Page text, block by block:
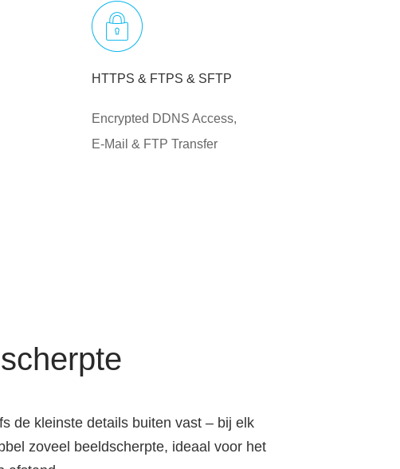
HTTPS & FTPS & SFTP
Encrypted DDNS Access,
E-Mail & FTP Transfer
de kleinste details buiten vast – bij elk
zoveel beeldscherpte, ideaal voor het